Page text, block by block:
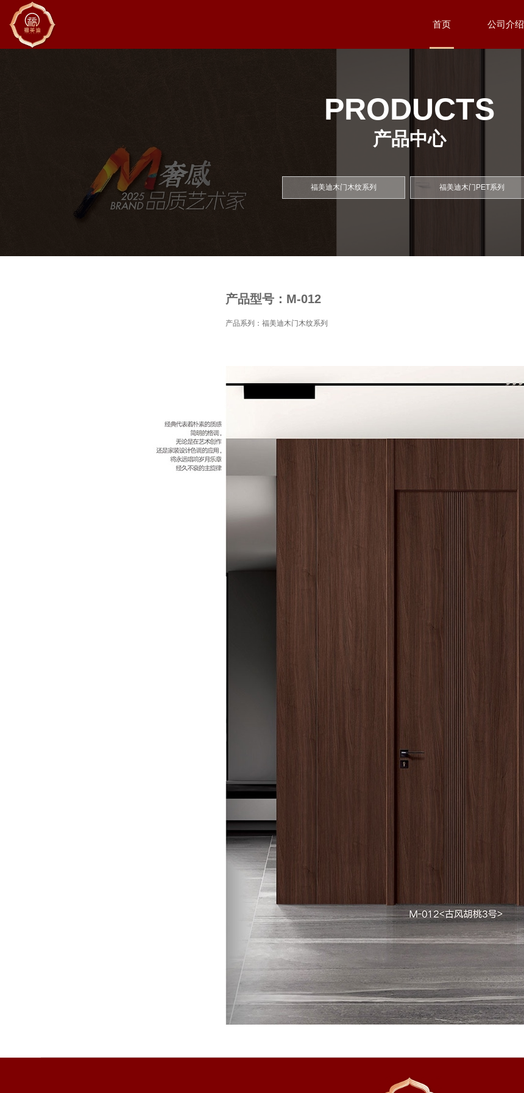
首页 公司介绍
PRODUCTS
产品中心
福美迪木门木纹系列 福美迪木门PET系列
产品型号：M-012
产品系列：福美迪木门木纹系列